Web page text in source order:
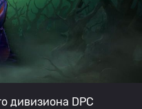
дивизиона DPC